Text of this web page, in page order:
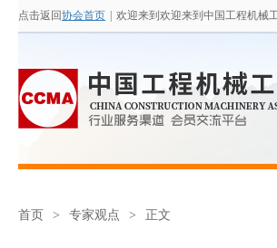
点击返回协会首页 欢迎来到欢迎来到中国工程机械
首页 > 专家观点 > 正文